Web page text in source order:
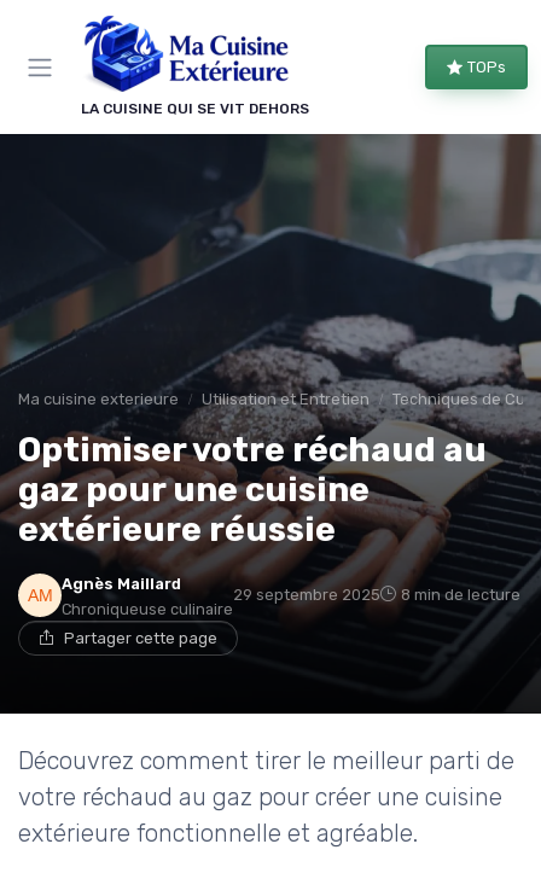
LA CUISINE QUI SE VIT DEHORS
TOPs
Ma cuisine exterieure Utilisation et Entretien Techniques de
Optimiser votre réchaud au
gaz pour une cuisine
extérieure réussie
Agnès Maillard
Chroniqueuse culinaire
29 septembre 2025 8 min de lecture
Partager cette page
Découvrez comment tirer le meilleur parti de
votre réchaud au gaz pour créer une cuisine
extérieure fonctionnelle et agréable.
Panneau de gestion des cookies